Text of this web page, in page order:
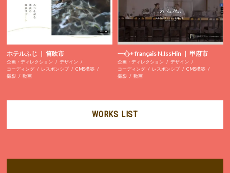
ホテルふじ ｜ 笛吹市
企画・ディレクション
デザイン
コーディング
レスポンシブ
CMS構築
撮影
動画
一心+ français N.IssHin ｜ 甲府市
企画・ディレクション
デザイン
コーディング
レスポンシブ
CMS構築
撮影
動画
WORKS LIST